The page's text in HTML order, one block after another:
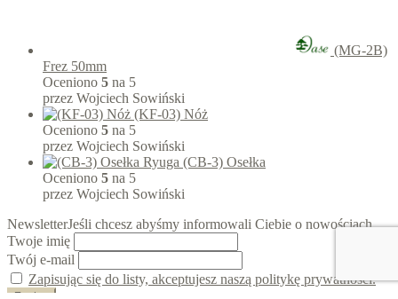
(MG-2B)
Frez 50mm
Oceniono 5 na 5
przez Wojciech Sowiński
(KF-03) Nóż
Oceniono 5 na 5
przez Wojciech Sowiński
(CB-3) Osełka
Oceniono 5 na 5
przez Wojciech Sowiński
NewsletterJeśli chcesz abyśmy informowali Ciebie o nowościach...
Twoje imię
Twój e-mail
Zapisując się do listy, akceptujesz naszą politykę prywatności.